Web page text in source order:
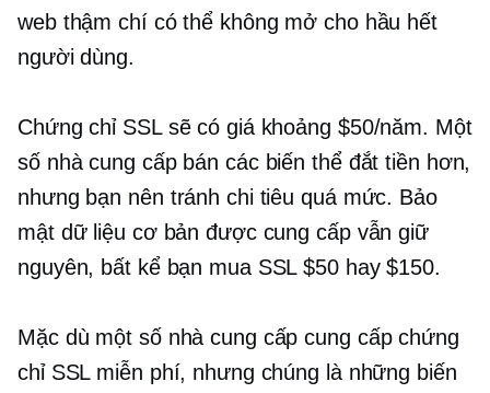
web thậm chí có thể không mở cho hầu hết
người dùng.
Chứng chỉ SSL sẽ có giá khoảng $50/năm. Một
số nhà cung cấp bán các biến thể đắt tiền hơn,
nhưng bạn nên tránh chi tiêu quá mức. Bảo
mật dữ liệu cơ bản được cung cấp vẫn giữ
nguyên, bất kể bạn mua SSL $50 hay $150.
Mặc dù một số nhà cung cấp cung cấp chứng
chỉ SSL miễn phí, nhưng chúng là những biến